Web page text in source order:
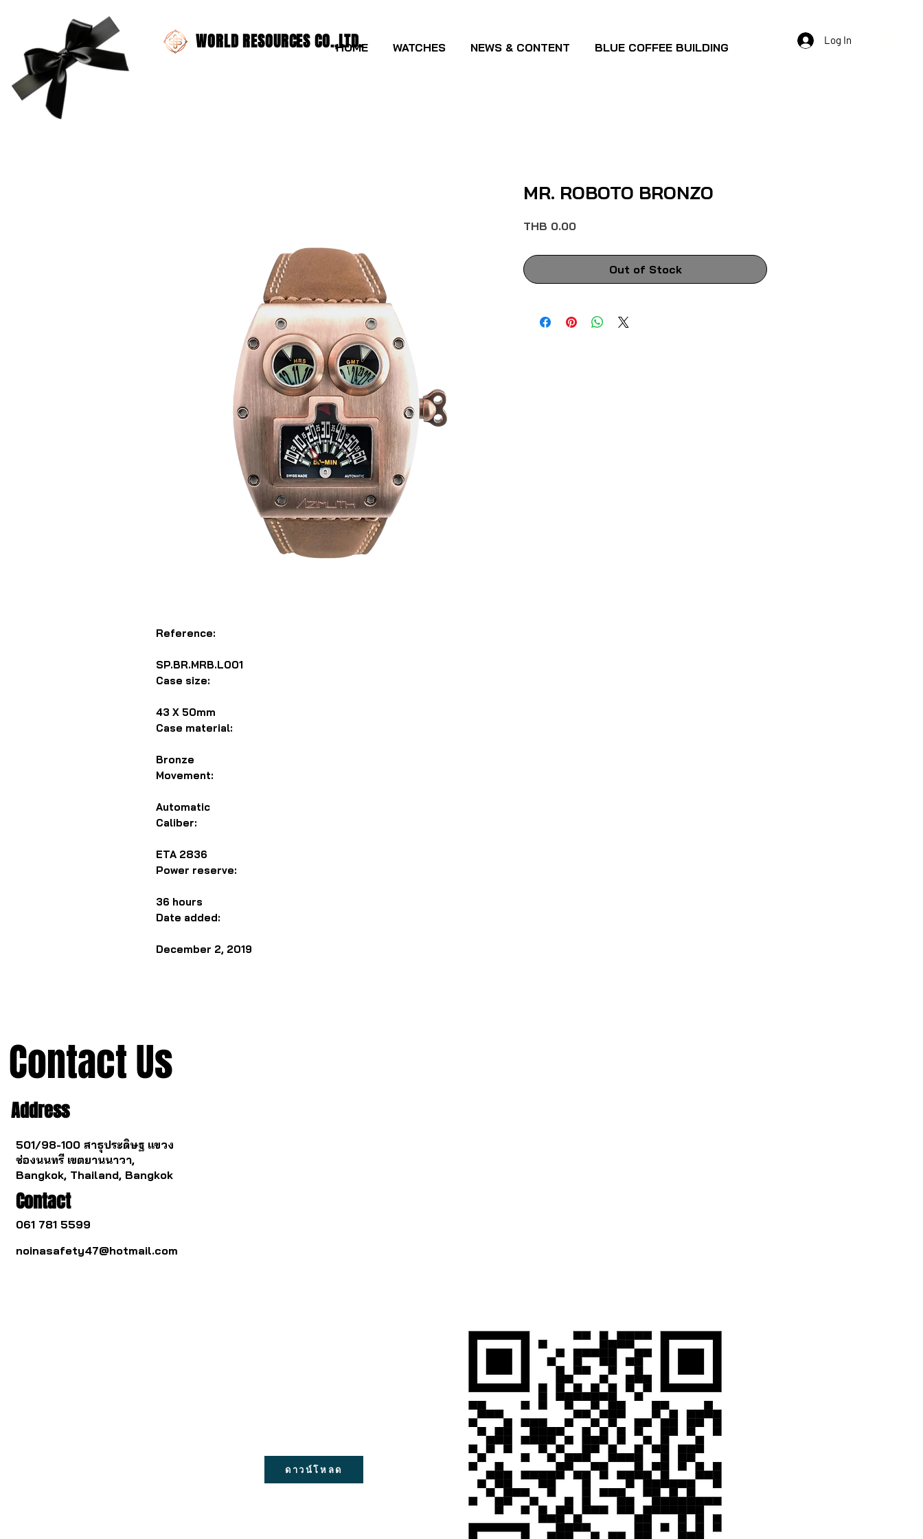
WORLD RESOURCES CO.,LTD.
HOME WATCHES NEWS & CONTENT BLUE COFFEE BUILDING
Log In
Reference:
SP.BR.MRB.L001
Case size:
43 X 50mm
Case material:
Bronze
Movement:
Automatic
Caliber:
ETA 2836
Power reserve:
36 hours
Date added:
December 2, 2019
MR. ROBOTO BRONZO
THB 0.00Price
Out of Stock
Contact Us
Address
501/98-100 สาธุประดิษฐ แขวง
ช่องนนทรี เขตยานนาวา,
Bangkok, Thailand, Bangkok
Contact
061 781 5599
noinasafety47@hotmail.com
ดาวน์โหลด